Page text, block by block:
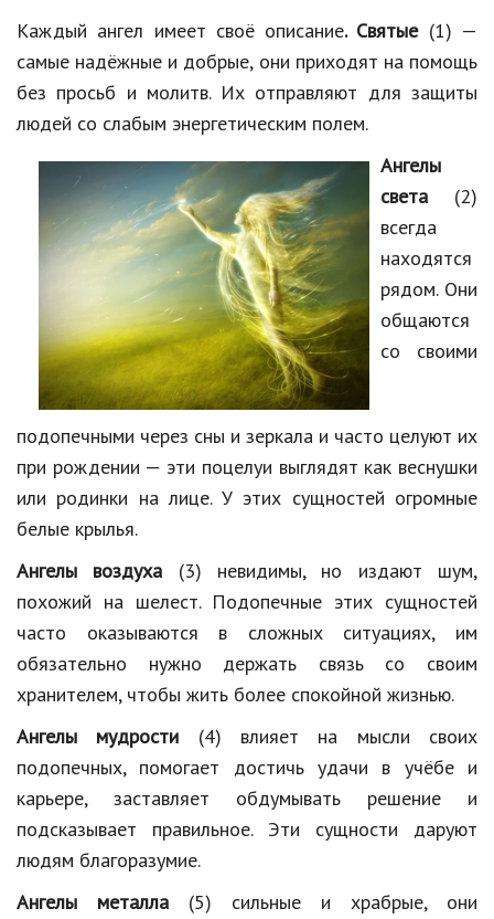
Каждый ангел имеет своё описание. Святые(1) —
самые надёжные и добрые, они приходят на помощь
без просьб и молитв. Их отправляют для защиты
людей со слабым энергетическим полем.
Ангелы
света (2)
всегда
находятся
рядом. Они
общаются
со своими
подопечными через сны и зеркала и часто целуют их
при рождении — эти поцелуи выглядят как веснушки
или родинки на лице. У этих сущностей огромные
белые крылья.
Ангелы воздуха (3) невидимы, но издают шум,
похожий на шелест. Подопечные этих сущностей
часто оказываются в сложных ситуациях, им
обязательно нужно держать связь со своим
хранителем, чтобы жить более спокойной жизнью.
Ангелы мудрости (4) влияет на мысли своих
подопечных, помогает достичь удачи в учёбе и
карьере, заставляет обдумывать решение и
подсказывает правильное. Эти сущности даруют
людям благоразумие.
Ангелы металла (5) сильные и храбрые, они